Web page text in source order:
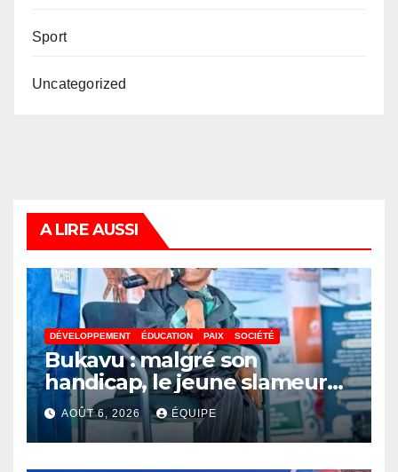
Sport
Uncategorized
A LIRE AUSSI
DÉVELOPPEMENT ÉDUCATION PAIX SOCIÉTÉ
Bukavu : malgré son
handicap, le jeune slameur
Akonkwa Kenyata Bernard
lance un appel à la solidarité
pour poursuivre ses études
AOÛT 6, 2026 ÉQUIPE